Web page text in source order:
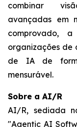
combinar
avançadas em
comprovado,
organizações de
de IA de
mensurável.
Sobre a AI/R
AI/R, sediada
"Agentic AI